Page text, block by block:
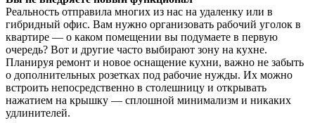
Реальность отправила многих из нас на удаленку или в
гибридный офис. Вам нужно организовать рабочий уголок в
квартире — о каком помещении вы подумаете в первую
очередь? Вот и другие часто выбирают зону на кухне.
Планируя ремонт и новое оснащение кухни, важно не забыть
о дополнительных розетках под рабочие нужды. Их можно
встроить непосредственно в столешницу и открывать
нажатием на крышку — сплошной минимализм и никаких
удлинителей.